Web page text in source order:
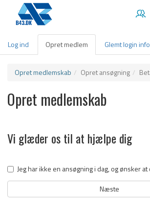
Primære faneblade
Log ind Opret medlem
fane)
Glemt login
Opret medlemskab Opret ansøgning
Opret medlemskab
Vi glæder os til at hjælpe dig
Jeg har ikke en ansøgning i dag, og ønsker